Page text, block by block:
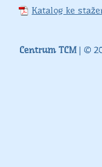
Katalog ke
Centrum TCM| ©